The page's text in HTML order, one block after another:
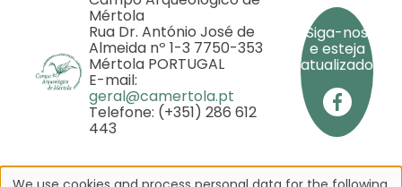
Mértola
Rua Dr. António José de
Almeida nº 1-3 7750-353
Mértola PORTUGAL
E-mail:
geral@camertola.pt
Telefone: (+351) 286 612
443
Siga-nos
e esteja
atualizado